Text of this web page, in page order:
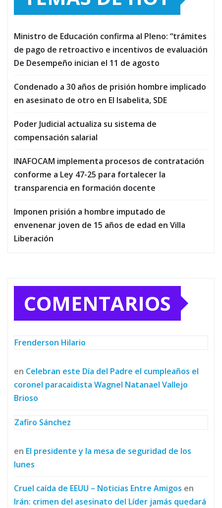
Ministro de Educación confirma al Pleno: “trámites
de pago de retroactivo e incentivos de evaluación
De Desempeño inician el 11 de agosto
Condenado a 30 años de prisión hombre implicado
en asesinato de otro en El Isabelita, SDE
Poder Judicial actualiza su sistema de
compensación salarial
INAFOCAM implementa procesos de contratación
conforme a Ley 47-25 para fortalecer la
transparencia en formación docente
Imponen prisión a hombre imputado de
envenenar joven de 15 años de edad en Villa
Liberación
COMENTARIOS
Frenderson Hilario
en Celebran este Día del Padre el cumpleaños el
coronel paracaidista Wagnel Natanael Vallejo
Brioso
Zafiro Sánchez
en El presidente y la mesa de seguridad de los
lunes
Cruel caída de EEUU – Noticias Entre Amigos en
Irán: crimen del asesinato del Líder jamás quedará